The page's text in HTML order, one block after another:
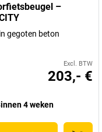
–
gegoten beton
Excl. BTW
203,- €
4 weken